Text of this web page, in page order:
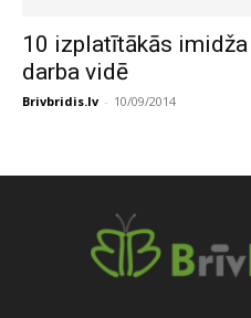
10 izplatītākās
darba vidē
Brivbridis.lv - 10/09/2014